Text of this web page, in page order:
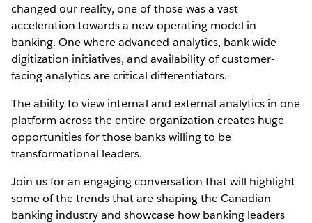
changed our reality, one of those was a vast
acceleration towards a new operating model in
banking. One where advanced analytics, bank-wide
digitization initiatives, and availability of customer-
facing analytics are critical differentiators.
The ability to view internal and external analytics in one
platform across the entire organization creates huge
opportunities for those banks willing to be
transformational leaders.
Join us for an engaging conversation that will highlight
some of the trends that are shaping the Canadian
banking industry and showcase how banking leaders